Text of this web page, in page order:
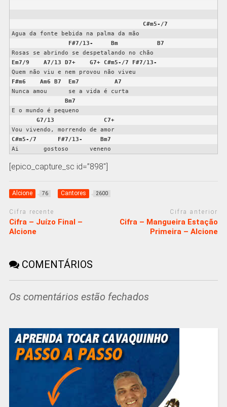
C#m5-/7
Agua da fonte bebida na palma da mão
F#7/13-
Bm
B7
Em7/9
A7/13 D7+ G7+ C#m5-/7
F#7/13-
F#m6
Am6 B7 Em7
A7
Nunca amou      se a vida é curta
Bm7
E o mundo é pequeno
G7/13
C7+
Vou vivendo, morrendo de amor
C#m5-/7
F#7/13-
Bm7
Ai       gostoso      veneno
[epico_capture_sc id=”898″]
Alcione 76 Cantores 2600
Cifra recente
Cifra – Juízo Final –
Alcione
Cifra anterior
Cifra – Mangueira Estação
Primeira – Alcione
COMENTÁRIOS
Os comentários estão fechados